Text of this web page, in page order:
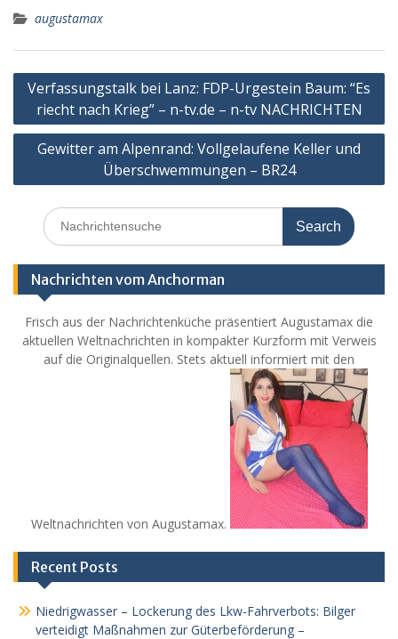
augustamax
Post
navigation
Verfassungstalk bei Lanz: FDP-Urgestein Baum: “Es
riecht nach Krieg” – n-tv.de – n-tv NACHRICHTEN
Gewitter am Alpenrand: Vollgelaufene Keller und
Überschwemmungen – BR24
Search
for:
Nachrichten vom Anchorman
Frisch aus der Nachrichtenküche präsentiert Augustamax die
aktuellen Weltnachrichten in kompakter Kurzform mit Verweis
auf die Originalquellen. Stets aktuell informiert mit den
Weltnachrichten von Augustamax.
Recent Posts
Niedrigwasser – Lockerung des Lkw-Fahrverbots: Bilger
verteidigt Maßnahmen zur Güterbeförderung –